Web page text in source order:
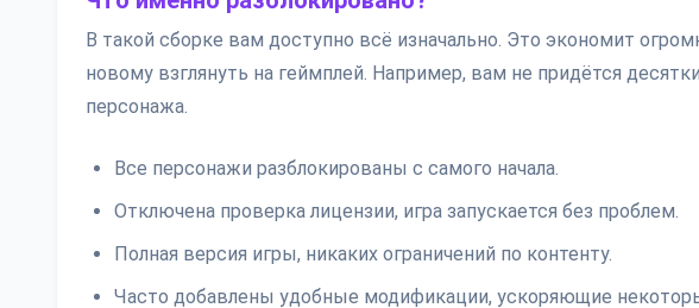
В такой сборке вам доступно всё изначально. Это экономит
новому взглянуть на геймплей. Например, вам не придётся
персонажа.
Все персонажи разблокированы с самого начала.
Отключена проверка лицензии, игра запускается без проблем.
Полная версия игры, никаких ограничений по контенту.
Часто добавлены удобные модификации, ускоряющие